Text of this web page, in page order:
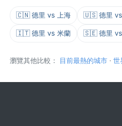
🇨🇳 德里 vs 上海 🇺🇸 德里 vs
🇮🇹 德里 vs 米蘭 🇸🇪 德里 vs
瀏覽其他比較： 目前最熱的城市 · 世